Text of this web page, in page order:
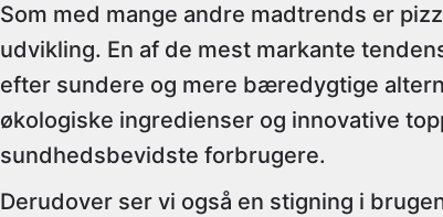
Som med mange andre madtrends er
udvikling. En af de mest markante
efter sundere og mere bæredygtige
økologiske ingredienser og innovative
sundhedsbevidste forbrugere.
Derudover ser vi også en stigning i